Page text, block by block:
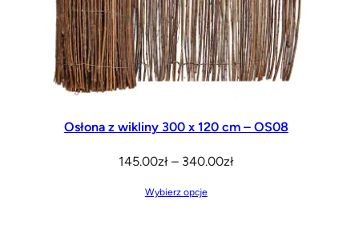
produktu
Osłona z wikliny 300 x 120 cm – OS08
145.00zł – 340.00złZakres
Wybierz opcje